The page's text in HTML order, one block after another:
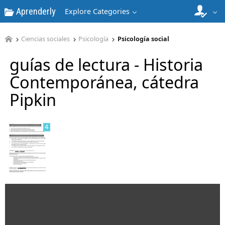
Aprenderly Explore Categories
Ciencias sociales Psicología Psicología social
guías de lectura - Historia
Contemporánea, cátedra
Pipkin
3
4